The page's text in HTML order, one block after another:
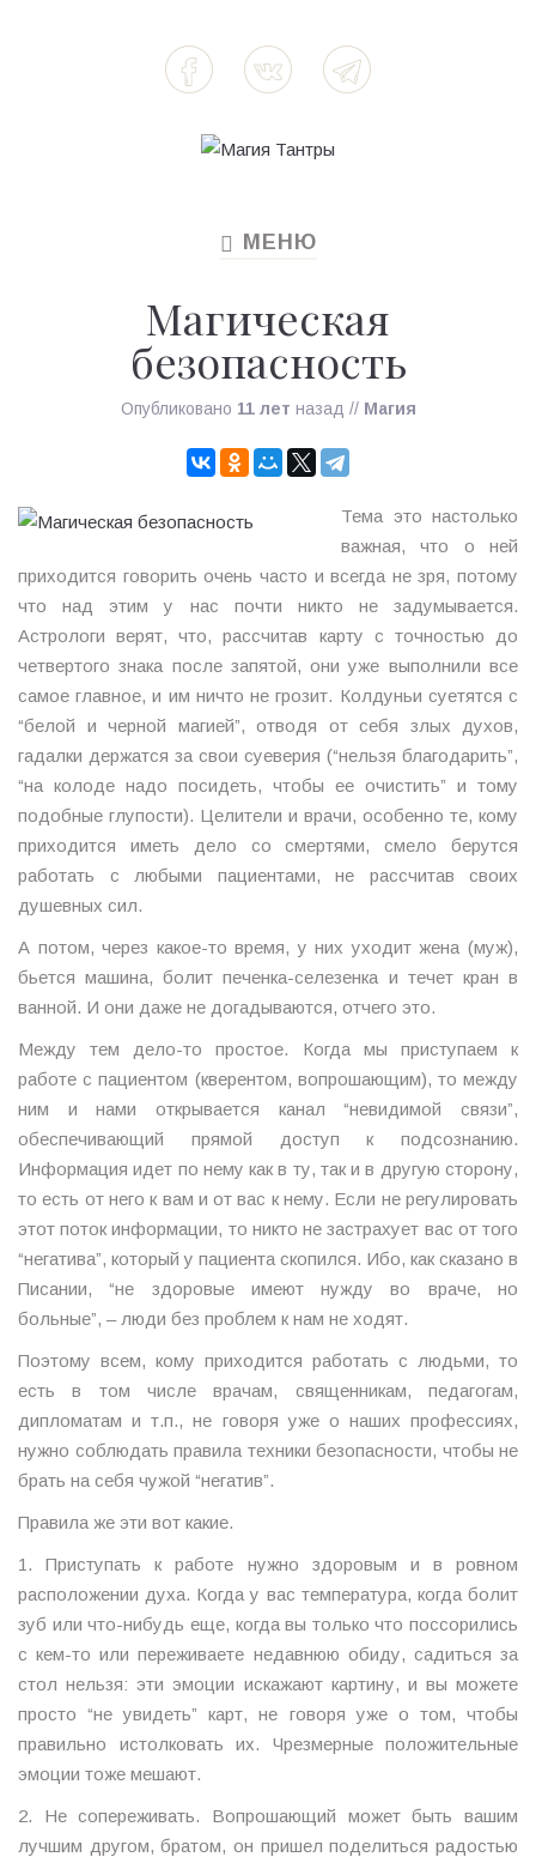
TOGGLE
МЕНЮ
Магическая
безопасность
Опубликовано 11 лет назад // Магия
Тема это настолько
важная, что о ней
приходится говорить очень часто и всегда не зря, потому
что над этим у нас почти никто не задумывается.
Астрологи верят, что, рассчитав карту с точностью до
четвертого знака после запятой, они уже выполнили все
самое главное, и им ничто не грозит. Колдуньи суетятся с
“белой и черной магией”, отводя от себя злых духов,
гадалки держатся за свои суеверия (“нельзя благодарить”,
“на колоде надо посидеть, чтобы ее очистить” и тому
подобные глупости). Целители и врачи, особенно те, кому
приходится иметь дело со смертями, смело берутся
работать с любыми пациентами, не рассчитав своих
душевных сил.
А потом, через какое-то время, у них уходит жена (муж),
бьется машина, болит печенка-селезенка и течет кран в
ванной. И они даже не догадываются, отчего это.
Между тем дело-то простое. Когда мы приступаем к
работе с пациентом (кверентом, вопрошающим), то между
ним и нами открывается канал “невидимой связи”,
обеспечивающий прямой доступ к подсознанию.
Информация идет по нему как в ту, так и в другую сторону,
то есть от него к вам и от вас к нему. Если не регулировать
этот поток информации, то никто не застрахует вас от того
“негатива”, который у пациента скопился. Ибо, как сказано в
Писании, “не здоровые имеют нужду во враче, но
больные”, – люди без проблем к нам не ходят.
Поэтому всем, кому приходится работать с людьми, то
есть в том числе врачам, священникам, педагогам,
дипломатам и т.п., не говоря уже о наших профессиях,
нужно соблюдать правила техники безопасности, чтобы не
брать на себя чужой “негатив”.
Правила же эти вот какие.
1. Приступать к работе нужно здоровым и в ровном
расположении духа. Когда у вас температура, когда болит
зуб или что-нибудь еще, когда вы только что поссорились
с кем-то или переживаете недавнюю обиду, садиться за
стол нельзя: эти эмоции искажают картину, и вы можете
просто “не увидеть” карт, не говоря уже о том, чтобы
правильно истолковать их. Чрезмерные положительные
эмоции тоже мешают.
2. Не сопереживать. Вопрошающий может быть вашим
лучшим другом, братом, он пришел поделиться радостью